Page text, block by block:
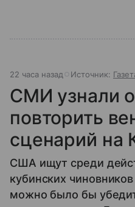
22 часа назад Источник:
СМИ узнали
повторить
сценарий на
США ищут среди
кубинских
можно было бы